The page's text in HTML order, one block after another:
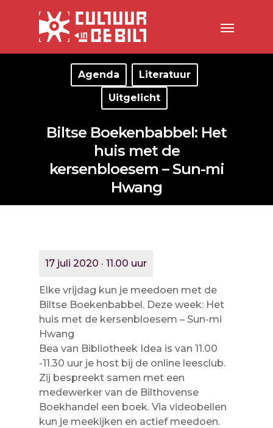
Agenda
Literatuur
Uitgelicht
Biltse Boekenbabbel: Het
huis met de
kersenbloesem – Sun-mi
Hwang
17 juli 2020 · 11.00 uur
Elke vrijdag kun je meedoen met de
Biltse Boekenbabbel. Deze week: Het
huis met de kersenbloesem – Sun-mi
Hwang
Bea van Bibliotheek Idea is van 11.00
-11.30 uur je host bij de online leesclub.
Zij bespreekt samen met een
medewerker van de Bilthovense
Boekhandel een boek. Via videobellen
kun je meekijken en actief meedoen.